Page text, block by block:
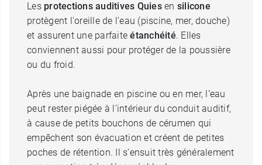
Les protections auditives Quiesen silicone
protègent l'oreille de l'eau (piscine, mer, douche)
et assurent une parfaiteétanchéité. Elles
conviennent aussi pour protéger de la poussière
ou du froid.
Après une baignade en piscine ou en mer, l’eau
peut rester piégée à l’intérieur du conduit auditif,
à cause de petits bouchons de cérumen qui
empêchent son évacuation et créent de petites
poches de rétention. Il s’ensuit très généralement